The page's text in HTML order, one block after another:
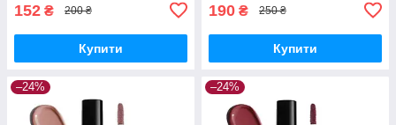
152 ₴ 200 ₴
Купити
190 ₴ 250 ₴
Купити
–24% –24%